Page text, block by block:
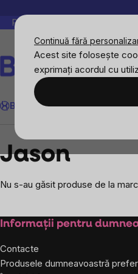
Continuă fără
Acest site folosește
exprimați acordul cu
Peste 200.000 de recenzii
BrainMax
SportImunitate
Jason
Nu s-au găsit produse de la
Subsol
Informații pentru
Contacte
Produsele dumneavoastră